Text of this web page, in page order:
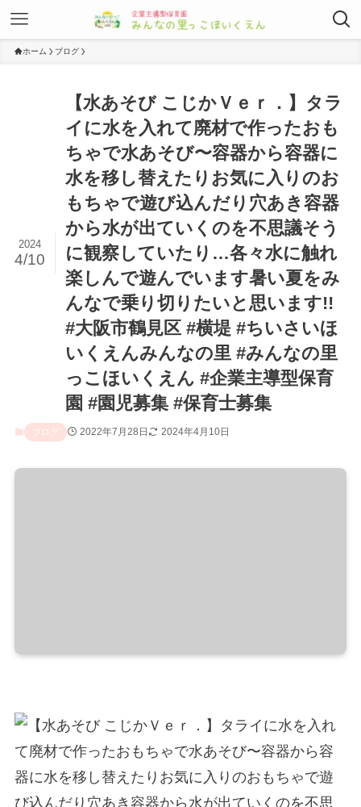
ホーム ブログ
【水あそび こじかＶｅｒ．】⁡タラ
イに水を入れて廃材で作ったおも
ちゃで水あそび〜⁡容器から容器に
水を移し替えたりお気に入りのお
もちゃで遊び込んだり穴あき容器
から水が出ていくのを不思議そう
に観察していたり…各々水に触れ
楽しんで遊んでいます⁡暑い夏をみ
んなで乗り切りたいと思います!!⁡⁡
#大阪市鶴見区 #横堤 #ちいさいほ
いくえんみんなの里 #みんなの里
っこほいくえん #企業主導型保育
園 #園児募集 #保育士募集
2024
4/10
ブログ 2022年7月28日 2024年4月10日